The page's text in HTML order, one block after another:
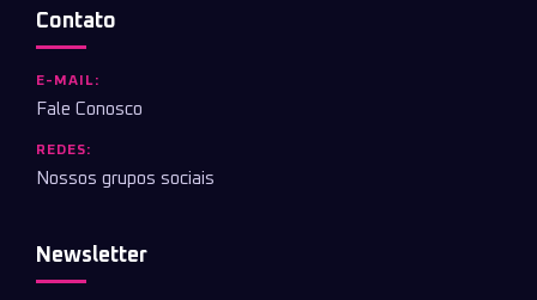
Contato
E-MAIL:
Fale Conosco
REDES:
Nossos grupos sociais
Newsletter